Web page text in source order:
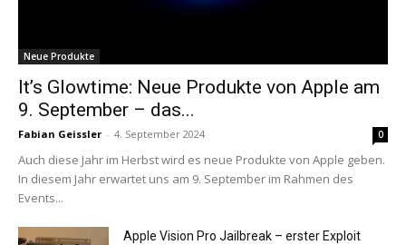
Neue Produkte
It’s Glowtime: Neue Produkte von Apple am
9. September – das...
Fabian Geissler - 4. September 2024 0
Auch diese Jahr im Herbst wird es neue Produkte von Apple geben.
In diesem Jahr erwartet uns am 9. September im Rahmen des
Events...
Apple Vision Pro Jailbreak – erster Exploit